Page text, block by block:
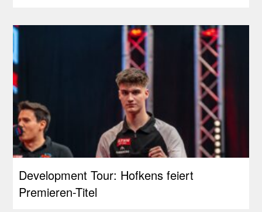
Development Tour: Hofkens feiert
Premieren-Titel